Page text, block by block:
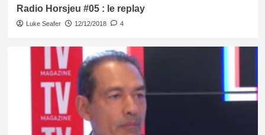
Radio Horsjeu #05 : le replay
Luke Seafer 12/12/2018 4